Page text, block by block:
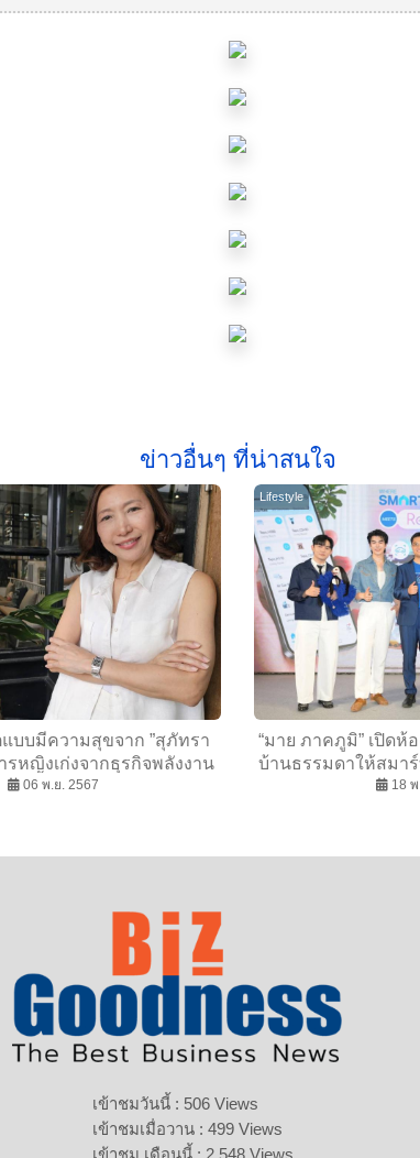
ข่าวอื่นๆ ที่น่าสนใจ
แบบมีความสุขจาก ”สุภัทรา
รหญิงเก่งจากธุรกิจพลังงาน
ไฟฟ้า
06 พ.ย. 2567
Lifestyle
“มาย ภาคภูมิ” เปิดห้
บ้านธรรมดาให้สมาร์
Where Smart 18
เข้าชมวันนี้ : 506 Views
เข้าชมเมื่อวาน : 499 Views
เข้าชม เดือนนี้ : 2,548 Views